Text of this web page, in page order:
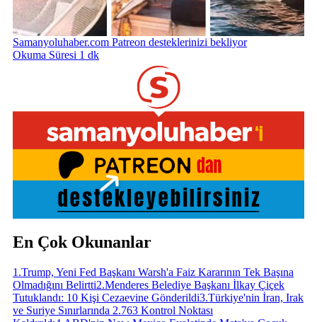
Samanyoluhaber.com Patreon desteklerinizi bekliyor
Okuma Süresi 1 dk
En Çok Okunanlar
1 .Trump, Yeni Fed Başkanı Warsh'a Faiz Kararının Tek Başına
Olmadığını Belirtti2.Menderes Belediye Başkanı İlkay Çiçek
Tutuklandı: 10 Kişi Cezaevine Gönderildi3.Türkiye'nin İran, Irak
ve Suriye Sınırlarında 2.763 Kontrol Noktası